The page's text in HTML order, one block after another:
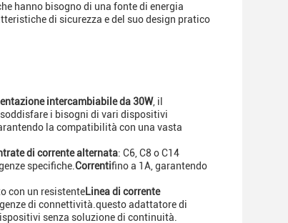
hanno bisogno di una fonte di energia
di sicurezza e del suo design pratico
intercambiabile da 30W, il
i bisogni di vari dispositivi
la compatibilità con una vasta
di corrente alternata: C6, C8 o C14
specifiche. Correntifino a 1A, garantendo
con un resistenteLinea di corrente
di connettività.questo adattatore di
senza soluzione di continuità.